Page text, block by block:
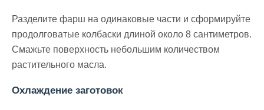
Разделите фарш на одинаковые части и сформируйте
продолговатые колбаски длиной около 8 сантиметров.
Смажьте поверхность небольшим количеством
растительного масла.
Охлаждение заготовок